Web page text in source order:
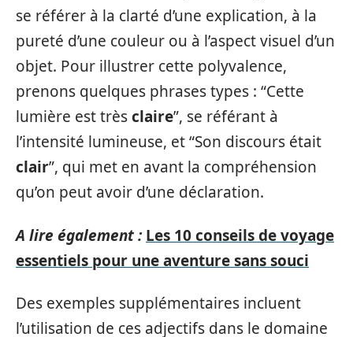
se référer à la clarté d’une explication, à la
pureté d’une couleur ou à l’aspect visuel d’un
objet. Pour illustrer cette polyvalence,
prenons quelques phrases types : “Cette
lumière est trèsclaire”, se référant à
l’intensité lumineuse, et “Son discours était
clair”, qui met en avant la compréhension
qu’on peut avoir d’une déclaration.
A lire également : Les 10 conseils de voyage
essentiels pour une aventure sans souci
Des exemples supplémentaires incluent
l’utilisation de ces adjectifs dans le domaine